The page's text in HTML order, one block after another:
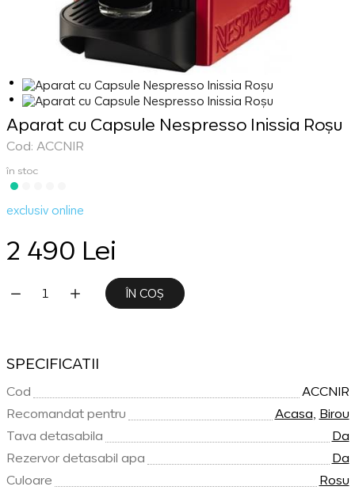
Aparat cu Capsule Nespresso Inissia Roșu
Cod: ACCNIR
în stoc
exclusiv online
2 490 Lei
ÎN COȘ
SPECIFICATII
Cod
ACCNIR
Recomandat pentru
Acasa Birou
Tava detasabila
Da
Rezervor detasabil apa
Da
Culoare
Rosu